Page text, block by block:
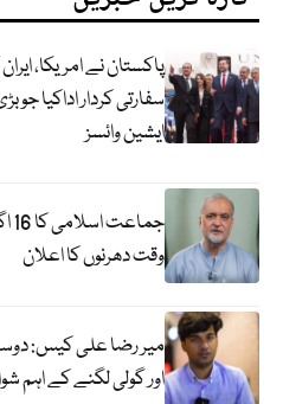
پاکستان نے امریکا،
سفارتی کردار اداکیا
ایشین وائسز
وقت دھرنوں کا اعلان
میر رضا علی کیس:
اور گولی لگنے کے اہم